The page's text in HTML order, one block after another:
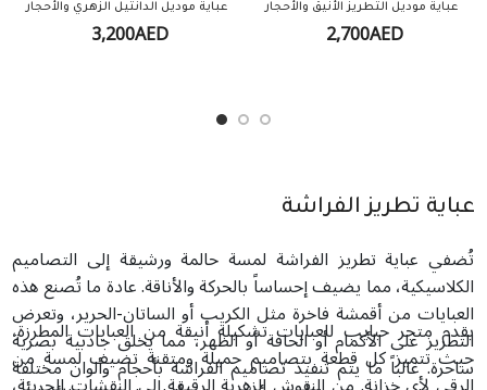
عباية موديل الدانتيل الزهري والأحجار
3,200AED
عباية موديل التطريز الأنيق والأحجار
2,700AED
عباية تطريز الفراشة
تُضفي عباية تطريز الفراشة لمسة حالمة ورشيقة إلى التصاميم
الكلاسيكية، مما يضيف إحساساً بالحركة والأناقة. عادة ما تُصنع هذه
العبايات من أقمشة فاخرة مثل الكريب أو الساتان-الحرير، وتعرض
التطريز على الأكمام أو الحافة أو الظهر، مما يخلق جاذبية بصرية
ساحرة. غالباً ما يتم تنفيذ تصاميم الفراشة بأحجام وألوان مختلفة
يقدم متجر حبايب للعبايات تشكيلة أنيقة من العبايات المطرزة،
حيث تتميز كل قطعة بتصاميم جميلة ومتقنة تضيف لمسة من